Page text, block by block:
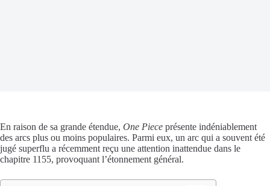
En raison de sa grande étendue, One Piece présente indéniablement
des arcs plus ou moins populaires. Parmi eux, un arc qui a souvent été
jugé superflu a récemment reçu une attention inattendue dans le
chapitre 1155, provoquant l’étonnement général.